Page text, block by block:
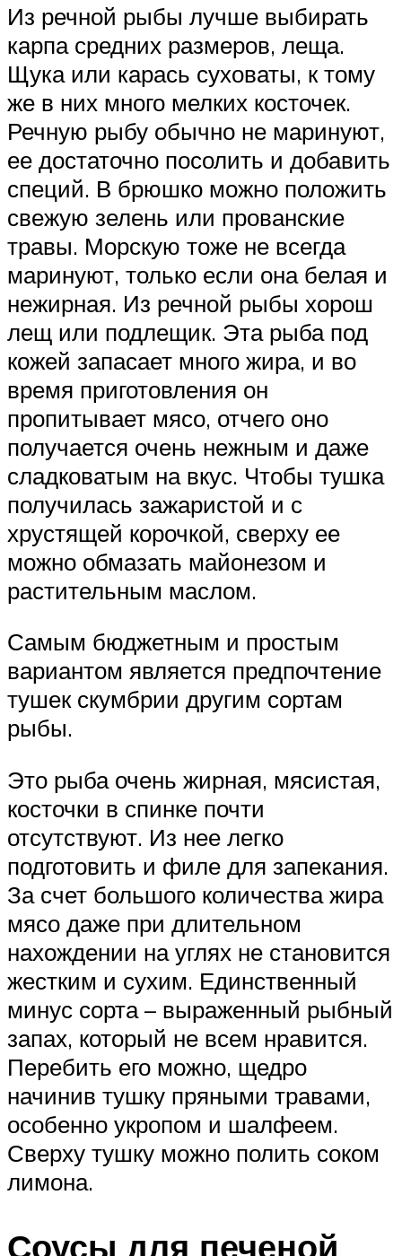
Из речной рыбы лучше выбирать
карпа средних размеров, леща.
Щука или карась суховаты, к тому
же в них много мелких косточек.
Речную рыбу обычно не маринуют,
ее достаточно посолить и добавить
специй. В брюшко можно положить
свежую зелень или прованские
травы. Морскую тоже не всегда
маринуют, только если она белая и
нежирная. Из речной рыбы хорош
лещ или подлещик. Эта рыба под
кожей запасает много жира, и во
время приготовления он
пропитывает мясо, отчего оно
получается очень нежным и даже
сладковатым на вкус. Чтобы тушка
получилась зажаристой и с
хрустящей корочкой, сверху ее
можно обмазать майонезом и
растительным маслом.
Самым бюджетным и простым
вариантом является предпочтение
тушек скумбрии другим сортам
рыбы.
Это рыба очень жирная, мясистая,
косточки в спинке почти
отсутствуют. Из нее легко
подготовить и филе для запекания.
За счет большого количества жира
мясо даже при длительном
нахождении на углях не становится
жестким и сухим. Единственный
минус сорта – выраженный рыбный
запах, который не всем нравится.
Перебить его можно, щедро
начинив тушку пряными травами,
особенно укропом и шалфеем.
Сверху тушку можно полить соком
лимона.
Соусы для печеной